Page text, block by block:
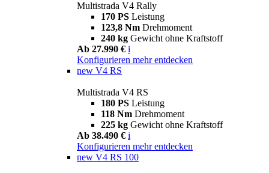
Multistrada V4 Rally
170 PS Leistung
123,8 Nm Drehmoment
240 kg Gewicht ohne Kraftstoff
Ab 27.990 € i
Konfigurieren mehr entdecken
new V4 RS
Multistrada V4 RS
180 PS Leistung
118 Nm Drehmoment
225 kg Gewicht ohne Kraftstoff
Ab 38.490 € i
Konfigurieren mehr entdecken
new V4 RS 100